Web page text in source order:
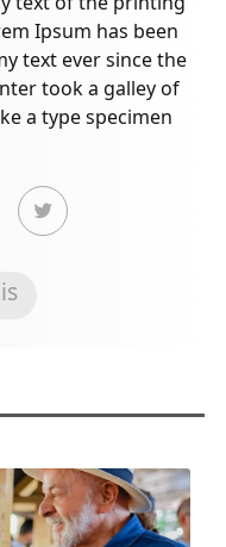
Ipsum has been
text ever since the
took a galley of
a type specimen